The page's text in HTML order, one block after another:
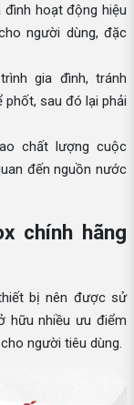
hoạt động hiệu
người dùng, đặc
gia đình, tránh
sau đó lại phải
chất lượng cuộc
đến nguồn nước
chính hãng
bị nên được sử
hữu nhiều ưu điểm
người tiêu dùng.